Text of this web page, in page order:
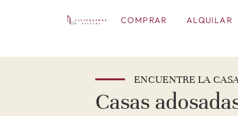
COMPRAR ALQUILAR
ENCUENTRE LA
Casas